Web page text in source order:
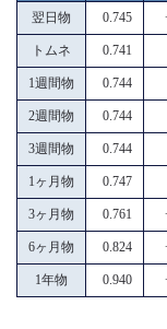
翌日物 0.745
トムネ 0.741
1週間物 0.744
2週間物 0.744
3週間物 0.744
1ヶ月物 0.747
3ヶ月物 0.761
6ヶ月物 0.824
1年物 0.940